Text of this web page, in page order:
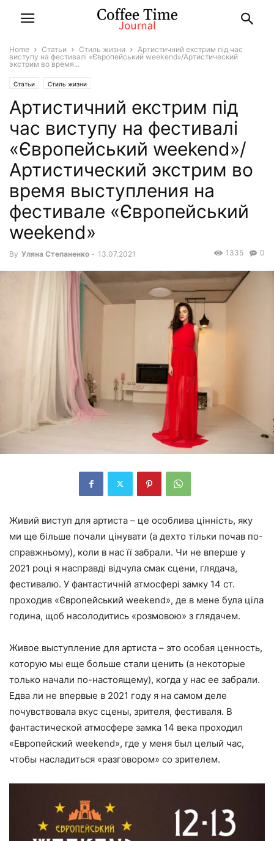
Home Статьи Стиль жизни
Артистичний екстрим пiд час
виступу на фестивалi «Європейський weekend»/Артистический
экстрим во время...
Статьи Стиль жизни
Артистичний екстрим пiд
час виступу на фестивалi
«Європейський weekend»/
Артистический экстрим во
время выступления на
фестивале «Європейський
weekend»
By Уляна Степаненко - 13.07.2021 0
1335
Живий виступ для артиста – це особлива цінність, яку
ми ще більше почали цінувати (а дехто тільки почав по-
справжньому), коли в нас її забрали. Чи не вперше у
2021 році я насправді відчула смак сцени, глядача,
фестивалю. У фантастичній атмосфері замку 14 ст.
проходив «Європейський weekend», де в мене була ціла
година, щоб насолодитись «розмовою» з глядачем.
Живое выступление для артиста – это особая ценность,
которую мы еще больше стали ценить (а некоторые
только начали по-настоящему), когда у нас ее забрали.
Едва ли не впервые в 2021 году я на самом деле
почувствовала вкус сцены, зрителя, фестиваля. В
фантастической атмосфере замка 14 века проходил
«Европейский weekend», где у меня был целый час,
чтобы насладиться «разговором» со зрителем.